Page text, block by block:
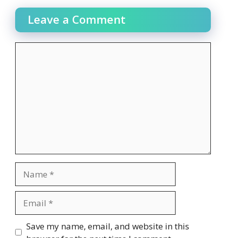
Leave a Comment
Website
Save my name, email, and website in this